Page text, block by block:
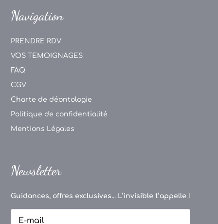
Navigation
PRENDRE RDV
VOS TEMOIGNAGES
FAQ
CGV
Charte de déontologie
Politique de confidentialité
Mentions Légales
Newsletter
Guidances, offres exclusives... L’invisible t’appelle !